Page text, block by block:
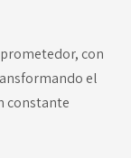
con
el
constante